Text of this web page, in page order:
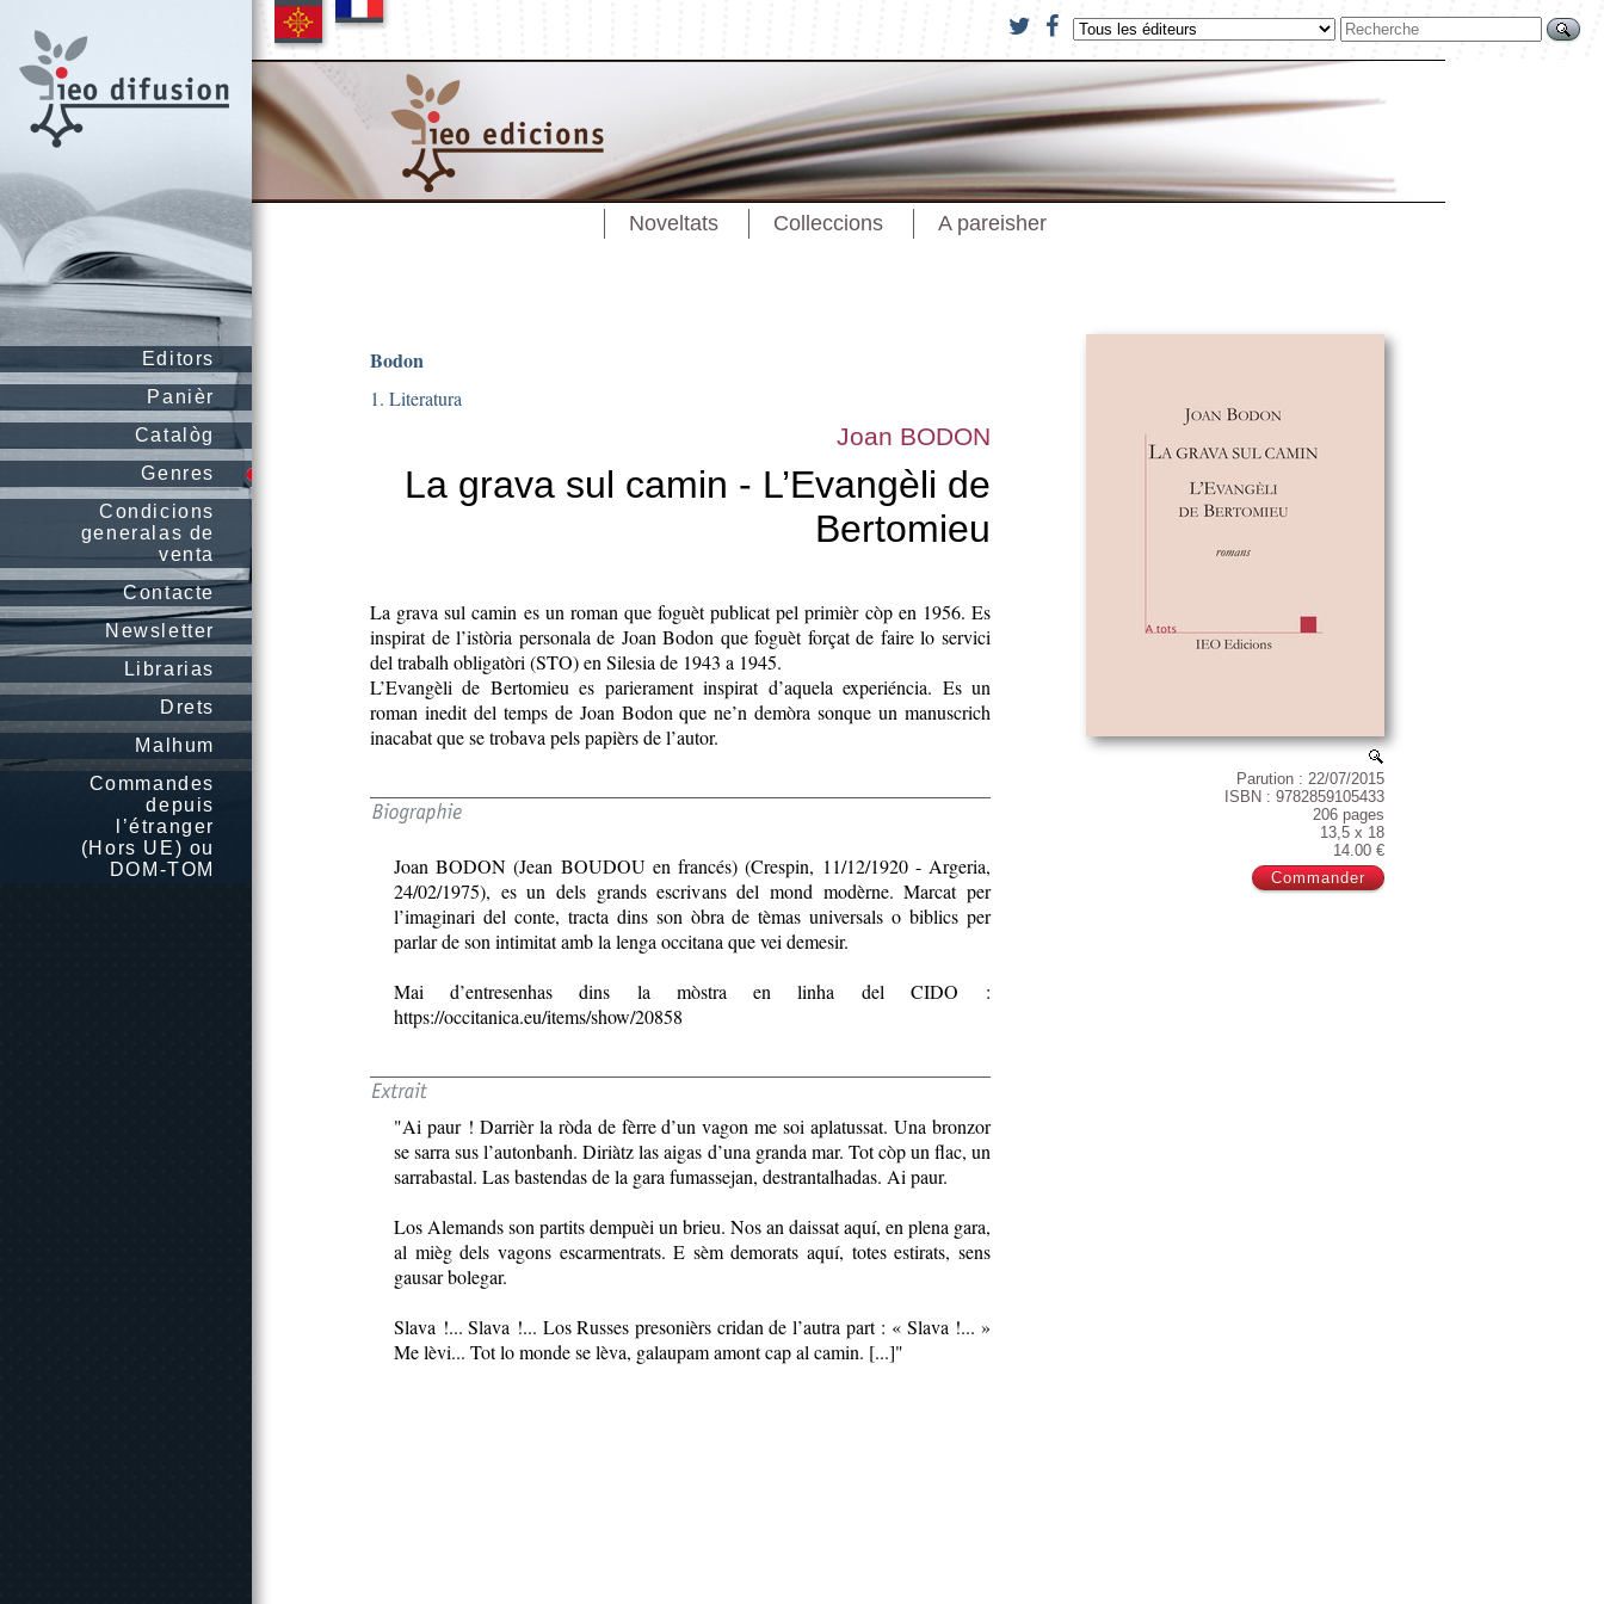
Editors
Panièr
Catalòg
Genres
Condicions
generalas de
venta
Contacte
Newsletter
Librarias
Drets
Malhum
Commandes
depuis
l’étranger
(Hors UE) ou
DOM-TOM
Noveltats Colleccions A pareisher
Parution : 22/07/2015
ISBN : 9782859105433
206 pages
13,5 x 18
14.00 €
Bodon
1. Literatura
Joan BODON
La grava sul camin - L’Evangèli de
Bertomieu
La grava sul camin es un roman que foguèt publicat pel primièr còp en 1956. Es
inspirat de l’istòria personala de Joan Bodon que foguèt forçat de faire lo servici
del trabalh obligatòri (STO) en Silesia de 1943 a 1945.
L’Evangèli de Bertomieu es parierament inspirat d’aquela experiéncia. Es un
roman inedit del temps de Joan Bodon que ne’n demòra sonque un manuscrich
inacabat que se trobava pels papièrs de l’autor.
Joan BODON (Jean BOUDOU en francés) (Crespin, 11/12/1920 - Argeria,
24/02/1975), es un dels grands escrivans del mond modèrne. Marcat per
l’imaginari del conte, tracta dins son òbra de tèmas universals o biblics per
parlar de son intimitat amb la lenga occitana que vei demesir.
Mai d’entresenhas dins la mòstra en linha del CIDO :
https://occitanica.eu/items/show/20858
"Ai paur ! Darrièr la ròda de fèrre d’un vagon me soi aplatussat. Una bronzor
se sarra sus l’autonbanh. Diriàtz las aigas d’una granda mar. Tot còp un flac, un
sarrabastal. Las bastendas de la gara fumassejan, destrantalhadas. Ai paur.
Los Alemands son partits dempuèi un brieu. Nos an daissat aquí, en plena gara,
al mièg dels vagons escarmentrats. E sèm demorats aquí, totes estirats, sens
gausar bolegar.
Slava !... Slava !... Los Russes presonièrs cridan de l’autra part : « Slava !... »
Me lèvi... Tot lo monde se lèva, galaupam amont cap al camin. [...]"